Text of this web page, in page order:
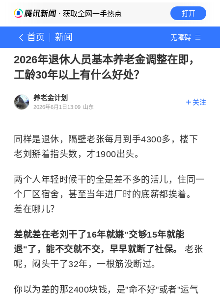
· 获取全网一手热点 打开
首页 新闻 无障碍
2026年退休人员基本养老金调整在即，
工龄30年以上有什么好处？
养老金计划
2026年6月1日13:09 山东
关注
同样是退休，隔壁老张每月到手4300多，楼下
老刘掰着指头数，才1900出头。
两个人年轻时候干的全是差不多的活儿，住同一
个厂区宿舍，甚至当年进厂时的底薪都挨着。
差在哪儿？
差就差在老刘干了16年就嫌"交够15年就能
退"了，能不交就不交，早早就断了社保。 老张
呢，闷头干了32年，一根筋没断过。
你以为差的那2400块钱，是"命不好"或者"运气